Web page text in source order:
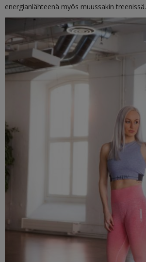
energianlähteenä myös muussakin treenissä.